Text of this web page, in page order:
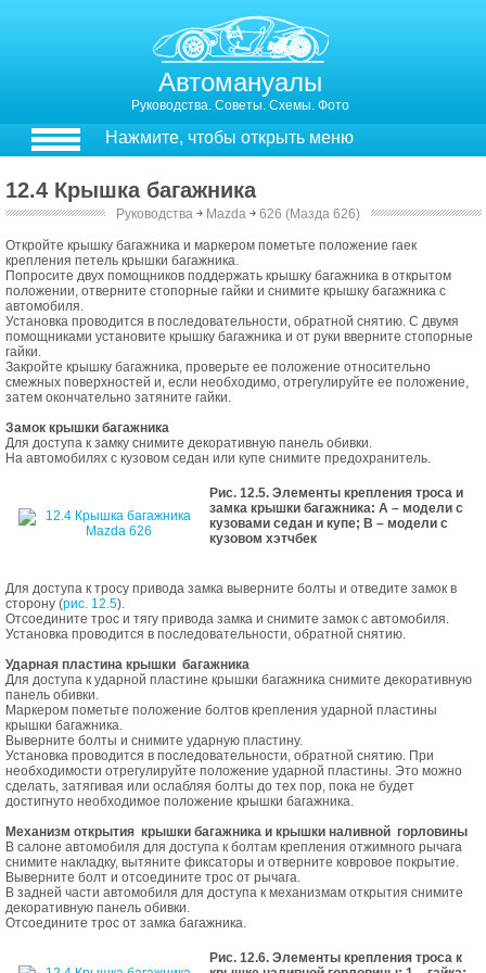
Автомануалы
Руководства. Советы. Схемы. Фото
Нажмите, чтобы открыть меню
12.4 Крышка багажника
Руководства ￫ Mazda ￫ 626 (Мазда 626)
Откройте крышку багажника и маркером пометьте положение гаек
крепления петель крышки багажника.
Попросите двух помощников поддержать крышку багажника в открытом
положении, отверните стопорные гайки и снимите крышку багажника с
автомобиля.
Установка проводится в последовательности, обратной снятию. С двумя
помощниками установите крышку багажника и от руки вверните стопорные
гайки.
Закройте крышку багажника, проверьте ее положение относительно
смежных поверхностей и, если необходимо, отрегулируйте ее положение,
затем окончательно затяните гайки.
Замок крышки багажника
Для доступа к замку снимите декоративную панель обивки.
На автомобилях с кузовом седан или купе снимите предохранитель.
Рис. 12.5. Элементы крепления троса и
замка крышки багажника: А – модели с
кузовами седан и купе; В – модели с
кузовом хэтчбек
Для доступа к тросу привода замка выверните болты и отведите замок в
сторону (рис. 12.5).
Отсоедините трос и тягу привода замка и снимите замок с автомобиля.
Установка проводится в последовательности, обратной снятию.
Ударная пластина крышки багажника
Для доступа к ударной пластине крышки багажника снимите декоративную
панель обивки.
Маркером пометьте положение болтов крепления ударной пластины
крышки багажника.
Выверните болты и снимите ударную пластину.
Установка проводится в последовательности, обратной снятию. При
необходимости отрегулируйте положение ударной пластины. Это можно
сделать, затягивая или ослабляя болты до тех пор, пока не будет
достигнуто необходимое положение крышки багажника.
Механизм открытия крышки багажника и крышки наливной горловины
В салоне автомобиля для доступа к болтам крепления отжимного рычага
снимите накладку, вытяните фиксаторы и отверните ковровое покрытие.
Выверните болт и отсоедините трос от рычага.
В задней части автомобиля для доступа к механизмам открытия снимите
декоративную панель обивки.
Отсоедините трос от замка багажника.
Рис. 12.6. Элементы крепления троса к